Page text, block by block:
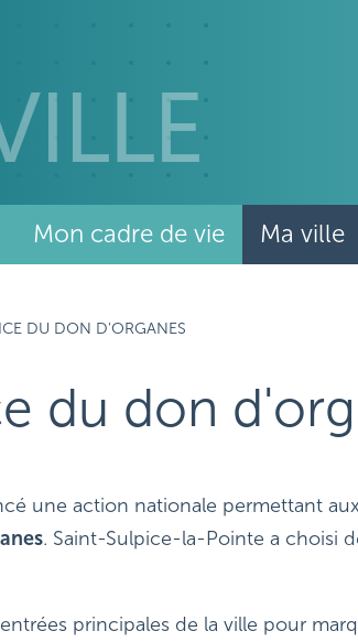
Mon cadre de vie Ma ville
DU DON D'ORGANES
du don
une action nationale permettant
. Saint-Sulpice-la-Pointe a choisi
principales de la ville pour